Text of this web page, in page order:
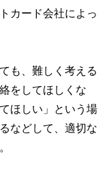
カード会社によっ
も、難しく考える
をしてほしくな
ほしい」という場
などして、適切な